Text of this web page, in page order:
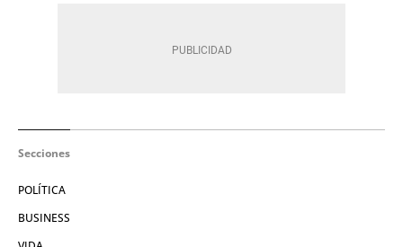
Secciones
POLÍTICA
BUSINESS